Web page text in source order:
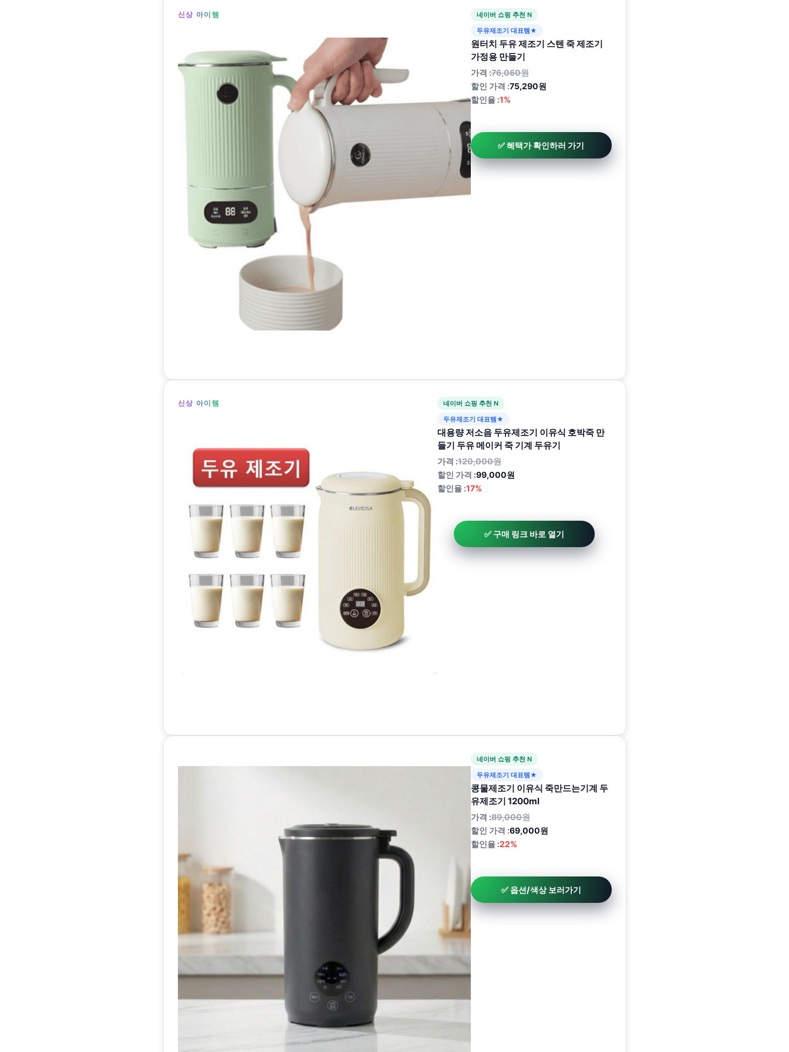
신상 아이템
네이버 쇼핑 추천 N
두유제조기 대표템★
원터치 두유 제조기 스텐 죽 제조기
가정용 만들기
가격 :76,060원
할인 가격 :75,290원
할인율 :1%
✅ 혜택가 확인하러 가기
신상 아이템
네이버 쇼핑 추천 N
두유제조기 대표템★
대용량 저소음 두유제조기 이유식 호박죽 만
들기 두유 메이커 죽 기계 두유기
가격 :120,000원
할인 가격 :99,000원
할인율 :17%
✅ 구매 링크 바로 열기
네이버 쇼핑 추천 N
두유제조기 대표템★
콩물제조기 이유식 죽만드는기계 두
유제조기 1200ml
가격 :89,000원
할인 가격 :69,000원
할인율 :22%
✅ 옵션/색상 보러가기